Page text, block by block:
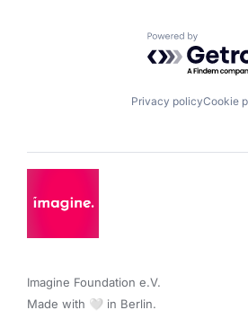
Powered by
Privacy policyCookie
Imagine Foundation e.V.
Made with 🤍 in Berlin.